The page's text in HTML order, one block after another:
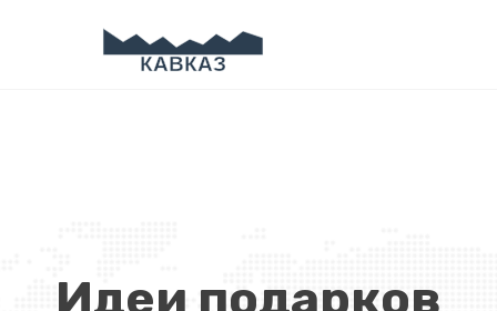
Идеи подарков